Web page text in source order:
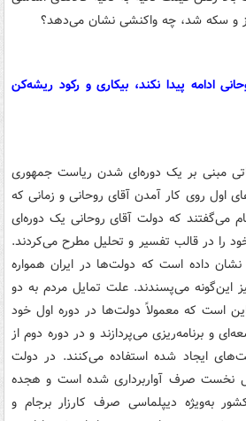
و سکه شد، چه واکنشی نشان می‌دهد؟
ادامه پیدا نکند، بیکاری و رکود ریشه‌کن
مبنی بر یک دوره‌ای شدن ریاست جمهوری
اول روی کار آمدن آقای روحانی و زمانی که
می‌گفتند که دولت آقای روحانی یک دوره‌ای
را در قالب تفسیر و تحلیل مطرح می‌کردند.
داده است که دولت‌ها در ایران همواره
این‌گونه می‌پسندند. علت تمایل مردم به دو
است که معمولاً دولت‌ها در دوره اول خود
و برنامه‌ریزی می‌پردازند و در دوره دوم از
ایجاد شده استفاده می‌کنند. در دولت
نخست صرف آواربرداری شده است و هجده
به‌ویژه دیپلماسی صرف کارزار برجام و